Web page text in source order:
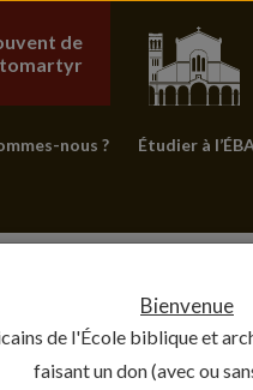
de
nous ? Étudier à
Bienvenue
de l'École biblique et
faisant un don (avec ou